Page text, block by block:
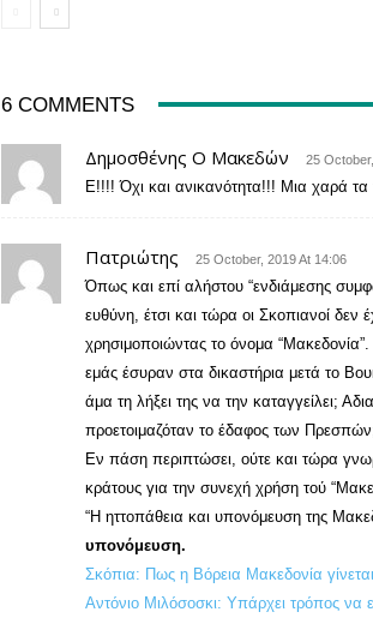
6 COMMENTS
Δημοσθένης Ο Μακεδών 25
Ε!!!! Όχι και ανικανότητα!!! Μια χαρά
Πατριώτης 25 October, 2019 At 14:06
Όπως και επί αλήστου “ενδιάμεσης
ευθύνη, έτσι και τώρα οι Σκοπιανοί
χρησιμοποιώντας το όνομα
εμάς έσυραν στα δικαστήρια μετά το
άμα τη λήξει της να την καταγγείλει;
προετοιμαζόταν το έδαφος των
Εν πάση περιπτώσει, ούτε και τώρα
κράτους για την συνεχή χρήση τού
“Η ηττοπάθεια και υπονόμευση της
υπονόμευση.
Σκόπια: Πως η Βόρεια Μακεδονία
Αντόνιο Μιλόσοσκι: Υπάρχει τρόπος να